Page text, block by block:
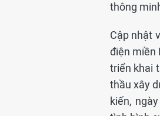
thông
Cập nhật
điện miền
triển khai
thầu xây
kiến,